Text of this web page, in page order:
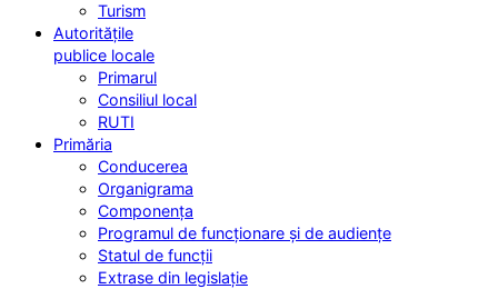
Turism
Autoritățile
publice locale
Primarul
Consiliul local
RUTI
Primăria
Conducerea
Organigrama
Componența
Programul de funcționare și de audiențe
Statul de funcții
Extrase din legislație